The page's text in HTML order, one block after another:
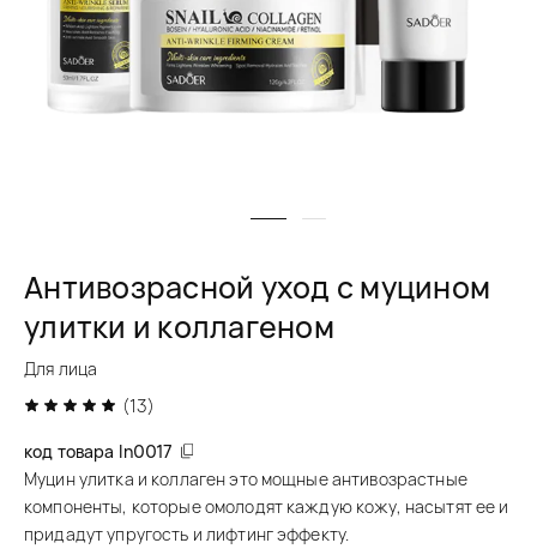
Антивозрасной уход с муцином
улитки и коллагеном
Для лица
(13)
код товара ln0017
Муцин улитка и коллаген это мощные антивозрастные
компоненты, которые омолодят каждую кожу, насытят ее и
придадут упругость и лифтинг эффекту.